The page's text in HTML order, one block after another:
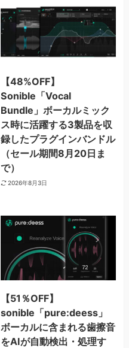
【48%OFF】
Sonible「Vocal
Bundle」ボーカルミック
ス時に活躍する3製品を収
録したプラグインバンドル
（セール期間8月20日ま
で）
2026年8月3日
【51％OFF】
sonible「pure:deess」
ボーカルに含まれる歯擦音
をAIが自動検出・処理す